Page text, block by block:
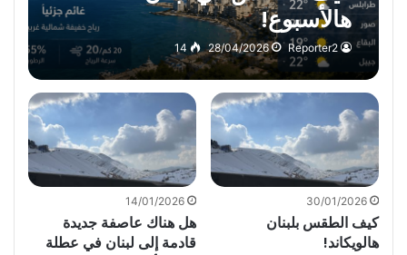
هالأسبوع!
Reporter2
28/04/2026
14
30/01/2026
كيف الطقس بلبنان
هالويكاند!
14/01/2026
هل هناك عاصفة جديدة
قادمة إلى لبنان في عطلة